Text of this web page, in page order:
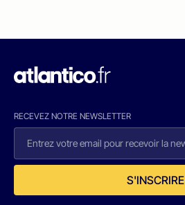
RECEVEZ NOTRE NEWSLETTER
S'INSCRIRE